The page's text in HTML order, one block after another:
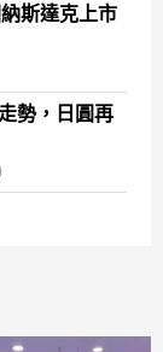
斯達克上市
勢，日圓再